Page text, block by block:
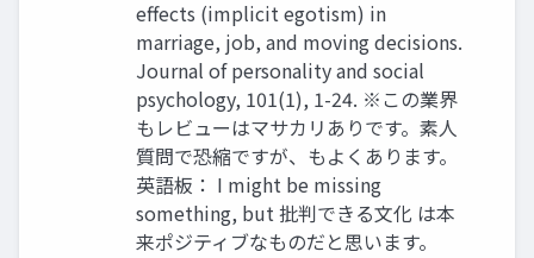
effects (implicit egotism) in
marriage, job, and moving decisions.
Journal of personality and social
psychology, 101(1), 1-24. ※この業界
もレビューはマサカリありです。素人
質問で恐縮ですが、もよくあります。
英語板： I might be missing
something, but 批判できる文化 は本
来ポジティブなものだと思います。